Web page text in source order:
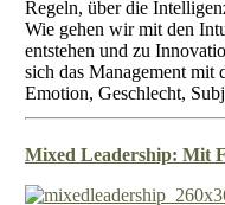
Regeln, über die
Wie gehen wir mit den
entstehen und zu
sich das Management mit
Emotion, Geschlecht,
Mixed Leadership: Mit